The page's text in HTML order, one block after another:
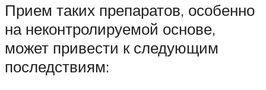
Прием таких препаратов, особенно
на неконтролируемой основе,
может привести к следующим
последствиям: